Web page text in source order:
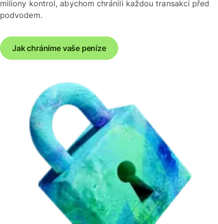
miliony kontrol, abychom chránili každou transakci před
podvodem.
Jak chráníme vaše peníze